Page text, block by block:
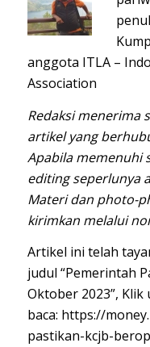
anggota ITLA –
Association
Redaksi menerima
artikel yang
Apabila memenuhi
editing seperlunya
Materi dan photo-
kirimkan melalui
Artikel ini telah
judul “Pemerintah
Oktober 2023”, Klik
baca: https://
pastikan-kcjb-